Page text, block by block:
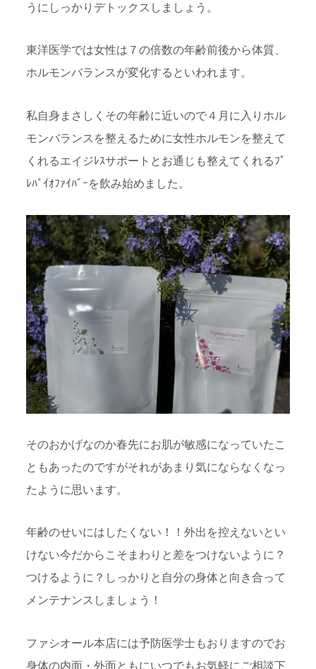
うにしっかりデトックスしましょう。
東洋医学では女性は７の倍数の年齢前後から体質、
ホルモンバランスが変化するといわれます。
私自身まさしくその年齢に近いので４月に入りホル
モンバランスを整えるために女性ホルモンを整えて
くれるエイジﾚｽサポートとお通じも整えてくれるﾌﾟ
ﾚﾊﾞｲｵﾌｧｲﾊﾞｰを飲み始めました。
そのおかげなのか春先にお肌が敏感になっていたこ
ともあったのですがそれがあまり気にならなくなっ
たように思います。
年齢のせいにはしたくない！！外出を控えないとい
けない今だからこそまわりと差をつけないように？
つけるように？しっかりと自分の身体と向き合って
メンテナンスしましょう！
ファシオール本店には予防医学士もおりますのでお
身体の内面・外面ともにいつでもお気軽にご相談下